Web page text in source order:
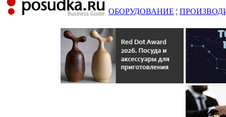
ОБОРУДОВАНИЕ ¦